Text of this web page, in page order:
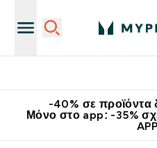
-40% σε προϊόντα
Μόνο στο app: -35%